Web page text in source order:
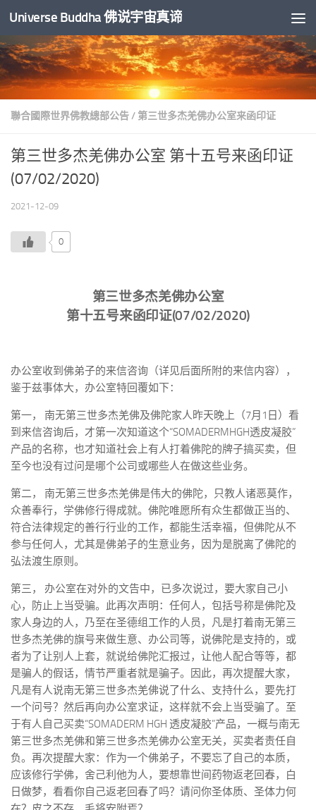
跳至内容
Universe Buddha 佛说宇宙真谛
聯合國際世界佛教總部公告/ 第三世多杰羌佛办公室来函印证
第三世多杰羌佛办公室 第十五号来函印证
(07/02/2020)
2021-12-09
0
第三世多杰羌佛办公室
第十五号来函印证(07/02/2020)
办公室收到佛弟子的来信咨询（详见后面所附的来信内容），
鉴于兹事体大，办公室特回覆如下：
第一， 南无第三世多杰羌佛及佛陀家人昨天晚上（7月1日）看
到来信咨询后，才第一次知道这个“SOMADERMHGH透皮凝胶”
产品的名称，也才知道社会上有人打着佛陀的牌子搞买卖，但
至今也没有过问是哪个公司或哪些人在做这些业务。
第二， 南无第三世多杰羌佛是伟大的佛陀，只教人诸恶莫作，
众善奉行，学佛修行得成就。佛陀唯愿所有众生都做正当的、
符合法律规定的善行行业的工作，都能生活幸福，但佛陀从不
参与任何人，尤其是佛弟子的生意业务，因为是脱离了佛陀的
弘法渡生原则。
第三， 办公室在对外的文告中，已多次说过，要大家自己小
心，防止上当受骗。此再次声明：任何人，包括号称是佛陀及
家人身边的人，乃至在圣德组工作的人员，凡是打着南无第三
世多杰羌佛的旗号来做生意、办公司等，说佛陀是支持的，或
者为了让别人上套，就说给佛陀汇报过，让他人配合等等，都
是骗人的假话，情节严重者就是骗子。因此，再次提醒大家，
凡是有人说南无第三世多杰羌佛说了什么、支持什么，要先打
一个问号？然后再向办公室求证，这样就不会上当受骗了。至
于有人自己买卖“SOMADERM HGH 透皮凝胶”产品，一概与南无
第三世多杰羌佛和第三世多杰羌佛办公室无关，买卖者责任自
负。再次提醒大家：作为一个佛弟子，不要忘了自己的本质，
应该修行学佛，舍己利他为人，要想靠世间药物返老回春，白
日做梦，看看你自己返老回春了吗？请问你圣体质、圣体力何